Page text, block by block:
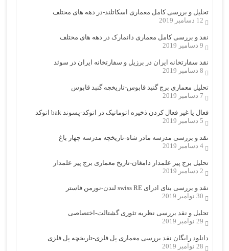
تحلیل و بررسی کامل معماری اسکاتلند-در دهه های مختلف
12 دسامبر 2019
نقد و بررسی کامل معماری دانمارک در دهه های مختلف
9 دسامبر 2019
نقد سفارتخانه ایران در برزیل و سفارتخانه ایران در سوئد
8 دسامبر 2019
تحلیل معماری برج گنبد قابوس-تاریخچه گنبد قابوس
7 دسامبر 2019
فعال یا غیر فعال کردن ذخیره اتوماتیک در اتوکد-پسوند bak اتوکد
5 دسامبر 2019
نقد و بررسی مدرسه مادر شاه-تاریخچه مدرسه چهار باغ
4 دسامبر 2019
تحلیل برج پیر علمدار دامغان-تاریخ معماری برج پیر علمدار
2 دسامبر 2019
نقد و بررسی بنای ادرای swiss RE لندن-نورمن فاستر
30 نوامبر 2019
تحلیل و نقد بررسی نظریه تئوری گشتالت-اختصاصی
29 نوامبر 2019
دانلود رایگان نقد بررسی معماری پل فلزی-تاریخچه پل فلزی
28 نوامبر 2019